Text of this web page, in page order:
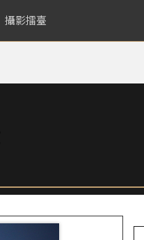
攝影擂臺